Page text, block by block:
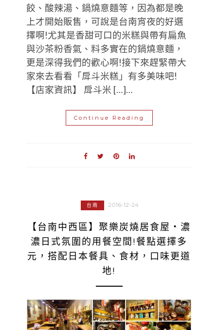
餃、酸辣湯、鍋燒意麵等，因為都是晚
上才開始販售，可說是台南宵夜的好選
擇啊!尤其是香甜可口的米糕與帶有扁魚
與沙茶粉香氣、料多實在的鍋燒意麵，
更是深得我們的歡心啊!接下來趕緊帶大
家來去看看「戽斗米糕」有多美味吧!
【店家資訊】 戽斗米 […]…
Continue Reading
台南 2016-12-24
【台南中西區】聚樂炭燒居食屋‧濃
濃日式氛圍的用餐空間!餐點選擇多
元，搭配日本餐具、食材，口味更道
地!